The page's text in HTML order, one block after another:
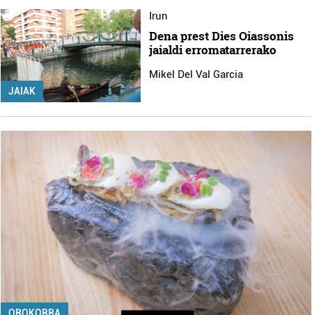
JAIAK
Irun
Dena prest Dies Oiassonis
jaialdi erromatarrerako
Mikel Del Val Garcia